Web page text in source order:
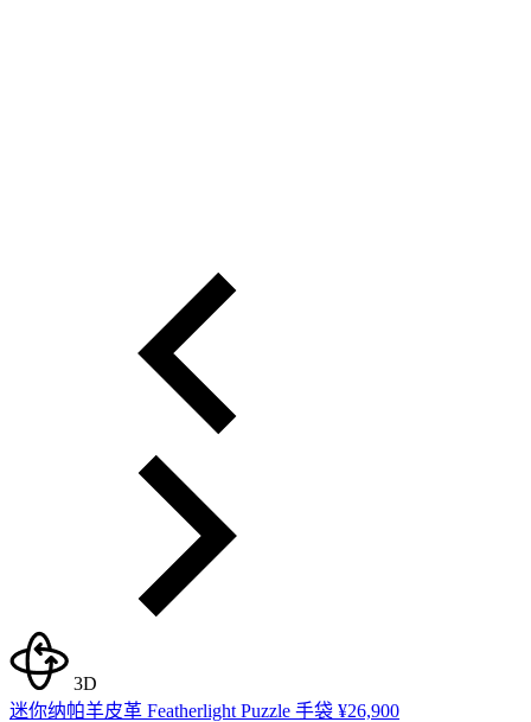
3D
迷你纳帕羊皮革 Featherlight Puzzle 手袋 ¥26,900